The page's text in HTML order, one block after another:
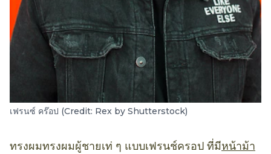
เฟรนซ์ คร๊อป (Credit: Rex by Shutterstock)
ทรงผมทรงผมผู้ชายเท่ ๆ แบบเฟรนช์ครอป ที่มีหน้าม้า